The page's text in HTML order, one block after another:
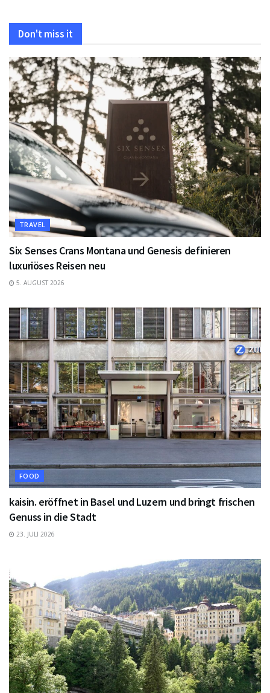
Don't miss it
TRAVEL
Six Senses Crans Montana und Genesis definieren
luxuriöses Reisen neu
5. AUGUST 2026
FOOD
kaisin. eröffnet in Basel und Luzern und bringt frischen
Genuss in die Stadt
23. JULI 2026